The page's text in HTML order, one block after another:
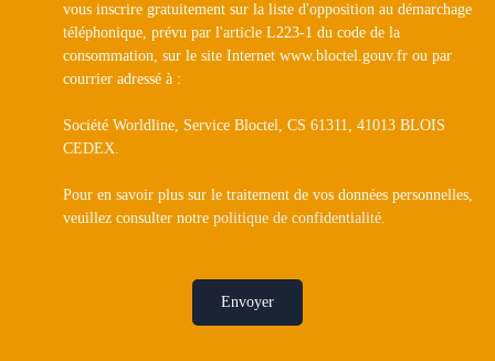
vous inscrire gratuitement sur la liste d'opposition au démarchage
téléphonique, prévu par l'article L223-1 du code de la
consommation, sur le site Internet www.bloctel.gouv.fr ou par
courrier adressé à :
Société Worldline, Service Bloctel, CS 61311, 41013 BLOIS
CEDEX.
Pour en savoir plus sur le traitement de vos données personnelles,
veuillez consulter notre politique de confidentialité
Envoyer